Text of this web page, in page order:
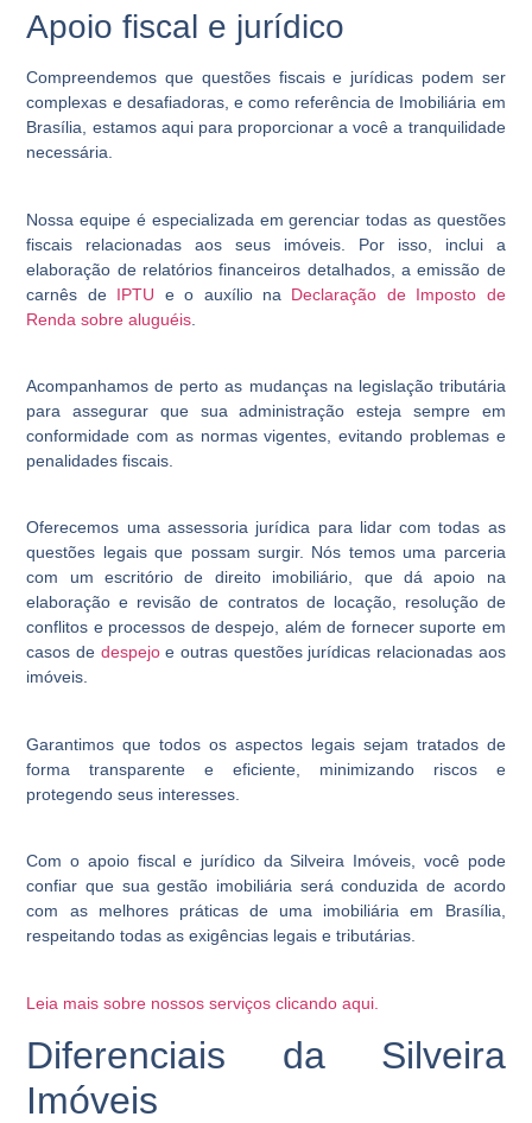
Apoio fiscal e jurídico
Compreendemos que questões fiscais e jurídicas podem ser
complexas e desafiadoras, e como referência de Imobiliária em
Brasília, estamos aqui para proporcionar a você a tranquilidade
necessária.
Nossa equipe é especializada em gerenciar todas as questões
fiscais relacionadas aos seus imóveis. Por isso, inclui a
elaboração de relatórios financeiros detalhados, a emissão de
carnês de IPTU e o auxílio na Declaração de Imposto de
Renda sobre aluguéis
Acompanhamos de perto as mudanças na legislação tributária
para assegurar que sua administração esteja sempre em
conformidade com as normas vigentes, evitando problemas e
penalidades fiscais.
Oferecemos uma assessoria jurídica para lidar com todas as
questões legais que possam surgir. Nós temos uma parceria
com um escritório de direito imobiliário, que dá apoio na
elaboração e revisão de contratos de locação, resolução de
conflitos e processos de despejo, além de fornecer suporte em
casos de despejoe outras questões jurídicas relacionadas aos
imóveis.
Garantimos que todos os aspectos legais sejam tratados de
forma transparente e eficiente, minimizando riscos e
protegendo seus interesses.
Com o apoio fiscal e jurídico da Silveira Imóveis, você pode
confiar que sua gestão imobiliária será conduzida de acordo
com as melhores práticas de uma imobiliária em Brasília,
respeitando todas as exigências legais e tributárias.
Leia mais sobre nossos serviços clicando aqui.
Diferenciais da Silveira
Imóveis